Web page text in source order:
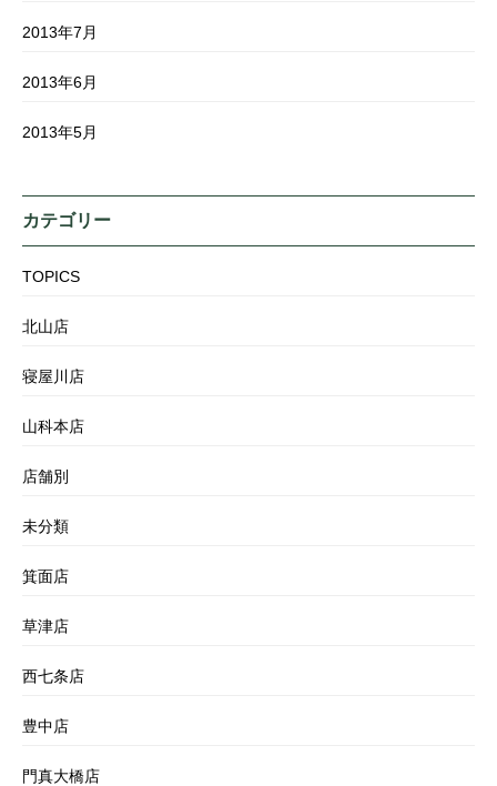
2013年7月
2013年6月
2013年5月
カテゴリー
TOPICS
北山店
寝屋川店
山科本店
店舗別
未分類
箕面店
草津店
西七条店
豊中店
門真大橋店